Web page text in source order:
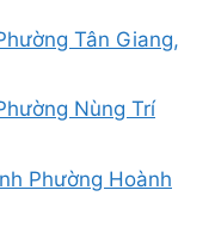
Tân Giang,
Nùng Trí
Phường Hoành